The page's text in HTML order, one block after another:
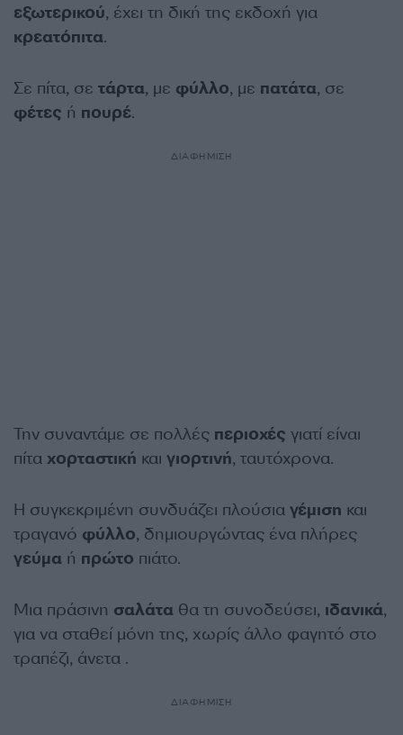
εξωτερικού, έχει τη δική της εκδοχή για
κρεατόπιτα.
Σε πίτα, σε τάρτα, με φύλλο, με πατάτα, σε
φέτες ή πουρέ.
ΔΙΑΦΗΜΙΣΗ
Την συναντάμε σε πολλές περιοχές γιατί είναι
πίτα χορταστική και γιορτινή, ταυτόχρονα.
Η συγκεκριμένη συνδυάζει πλούσια γέμιση και
τραγανό φύλλο, δημιουργώντας ένα πλήρες
γεύμα ή πρώτο πιάτο.
Μια πράσινη σαλάτα θα τη συνοδεύσει, ιδανικά,
για να σταθεί μόνη της, χωρίς άλλο φαγητό στο
τραπέζι, άνετα .
ΔΙΑΦΗΜΙΣΗ